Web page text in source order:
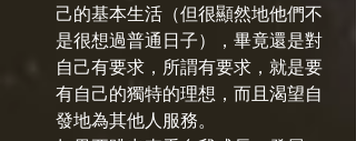
己的基本生活（但很顯然地他們不
是很想過普通日子），畢竟還是對
自己有要求，所謂有要求，就是要
有自己的獨特的理想，而且渴望自
發地為其他人服務。